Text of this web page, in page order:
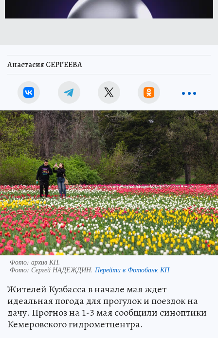
Анастасия СЕРГЕЕВА
Фото: архив КП.
Фото: Сергей НАДЕЖДИН. Перейти в Фотобанк КП
Жителей Кузбасса в начале мая ждет
идеальная погода для прогулок и поездок на
дачу. Прогноз на 1-3 мая сообщили синоптики
Кемеровского гидрометцентра.